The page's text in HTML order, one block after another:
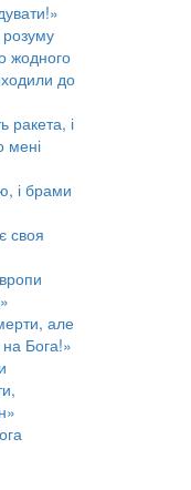
розуму
жодного
до
ракета, і
мені
і брами
своя
але
Бога!»